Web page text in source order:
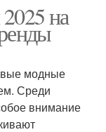
на
модные
Среди
внимание